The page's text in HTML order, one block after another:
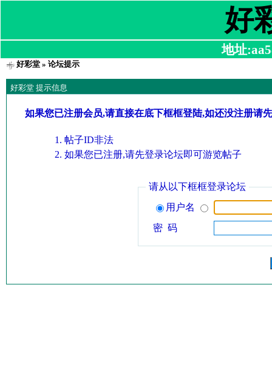
好
地址
好彩堂» 论坛提示
好彩堂 提示信息
如果您已注册会员,请直接在底下框框登陆,如还没注册请
帖子ID非法
如果您已注册,请先登录论坛即可游览帖子
请从以下框框登录论坛
用户名
密 码